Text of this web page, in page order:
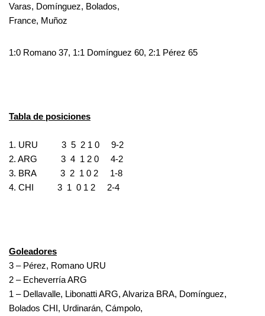
Varas, Domínguez, Bolados,
France, Muñoz
1:0 Romano 37, 1:1 Domínguez 60, 2:1 Pérez 65
Tabla de posiciones
1. URU 3 5 2 1 0 9-2
2. ARG 3 4 1 2 0 4-2
3. BRA 3 2 1 0 2 1-8
4. CHI 3 1 0 1 2 2-4
Goleadores
3 – Pérez, Romano URU
2 – Echeverría ARG
1 – Dellavalle, Libonatti ARG, Alvariza BRA, Domínguez,
Bolados CHI, Urdinarán, Cámpolo,